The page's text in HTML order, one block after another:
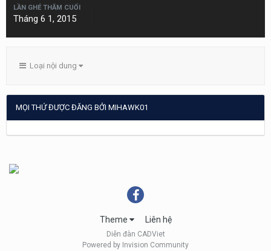
LẦN GHÉ THĂM CUỐI
Tháng 6 1, 2015
Loại nội dung
MỌI THỨ ĐƯỢC ĐĂNG BỞI MIHAWK01
Theme Liên hệ
Diễn đàn CADViet
Powered by Invision Community